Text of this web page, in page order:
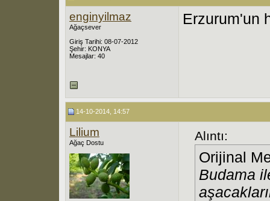
enginyilmaz
Ağaçsever
Giriş Tarihi: 08-07-2012
Şehir: KONYA
Mesajlar: 40
Erzurum'un
14-10-2014, 14:57
Lilium
Ağaç Dostu Alıntı:
Orijinal
Budama